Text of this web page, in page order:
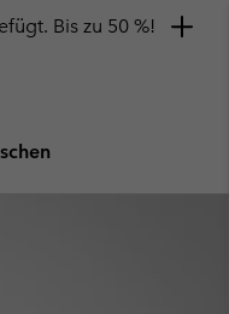
Bis zu 50 %!